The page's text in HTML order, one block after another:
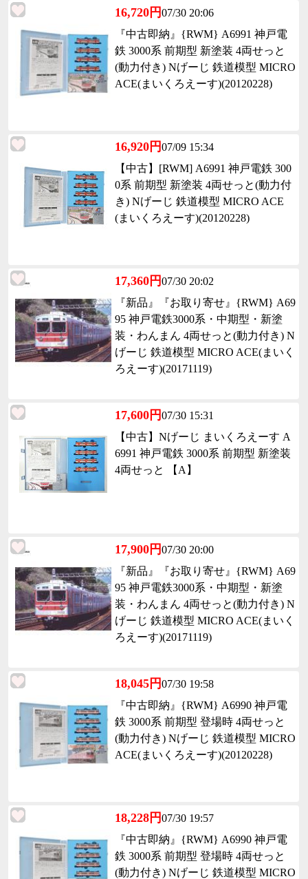
16,720円07/30 20:06
『中古即納』{RWM} A6991 神戸電
鉄 3000系 前期型 新塗装 4両せっと
(動力付き) Nげーじ 鉄道模型 MICRO
ACE(まいくろえーす)(20120228)
16,920円07/09 15:34
【中古】[RWM] A6991 神戸電鉄 300
0系 前期型 新塗装 4両せっと(動力付
き) Nげーじ 鉄道模型 MICRO ACE
(まいくろえーす)(20120228)
17,360円07/30 20:02
『新品』『お取り寄せ』{RWM} A69
95 神戸電鉄3000系・中期型・新塗
装・わんまん 4両せっと(動力付き) N
げーじ 鉄道模型 MICRO ACE(まいく
ろえーす)(20171119)
17,600円07/30 15:31
【中古】Nげーじ まいくろえーす A
6991 神戸電鉄 3000系 前期型 新塗装
4両せっと 【A】
17,900円07/30 20:00
『新品』『お取り寄せ』{RWM} A69
95 神戸電鉄3000系・中期型・新塗
装・わんまん 4両せっと(動力付き) N
げーじ 鉄道模型 MICRO ACE(まいく
ろえーす)(20171119)
18,045円07/30 19:58
『中古即納』{RWM} A6990 神戸電
鉄 3000系 前期型 登場時 4両せっと
(動力付き) Nげーじ 鉄道模型 MICRO
ACE(まいくろえーす)(20120228)
18,228円07/30 19:57
『中古即納』{RWM} A6990 神戸電
鉄 3000系 前期型 登場時 4両せっと
(動力付き) Nげーじ 鉄道模型 MICRO